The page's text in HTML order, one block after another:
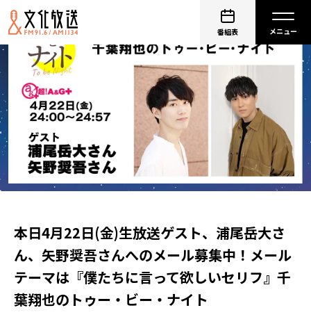
番組表
本日4月22日(金)生放送ゲスト、浦尾岳大さ
ん、矢野奨吾さんへのメール募集中！メール
テーマは『僕たちに言って欲しいセリフ』千
葉翔也のトゥー・ビー・ナイト